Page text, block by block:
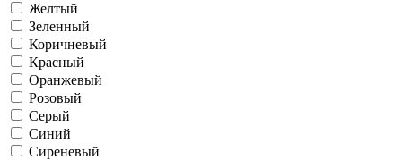
Желтый
Зеленный
Коричневый
Красный
Оранжевый
Розовый
Серый
Синий
Сиреневый